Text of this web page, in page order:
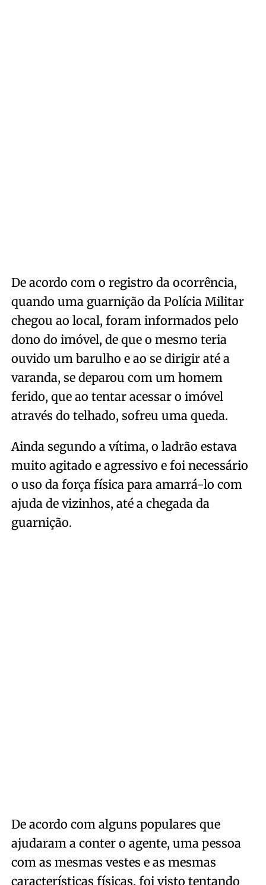
De acordo com o registro da ocorrência,
quando uma guarnição da Polícia Militar
chegou ao local, foram informados pelo
dono do imóvel, de que o mesmo teria
ouvido um barulho e ao se dirigir até a
varanda, se deparou com um homem
ferido, que ao tentar acessar o imóvel
através do telhado, sofreu uma queda.
Ainda segundo a vítima, o ladrão estava
muito agitado e agressivo e foi necessário
o uso da força física para amarrá-lo com
ajuda de vizinhos, até a chegada da
guarnição.
De acordo com alguns populares que
ajudaram a conter o agente, uma pessoa
com as mesmas vestes e as mesmas
características físicas, foi visto tentando